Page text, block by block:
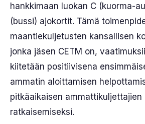
hankkimaan luokan C (kuorma-
(bussi) ajokortit. Tämä
maantiekuljetusten kansallisen
jonka jäsen CETM on,
kiitetään positiivisena
ammatin aloittamisen
pitkäaikaisen ammattikuljettajien
ratkaisemiseksi.